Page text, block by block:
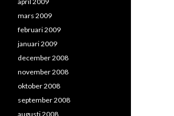
mars 2009
februari 2009
januari 2009
december 2008
november 2008
oktober 2008
september 2008
augusti 2008